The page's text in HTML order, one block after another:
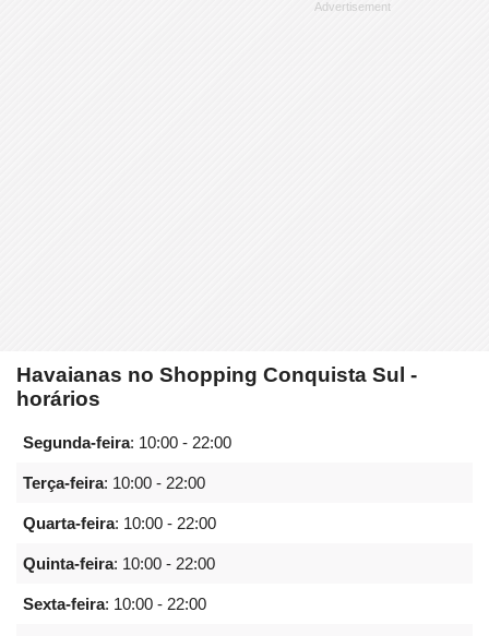
Havaianas no Shopping Conquista Sul -
horários
Segunda-feira: 10:00 - 22:00
Terça-feira: 10:00 - 22:00
Quarta-feira: 10:00 - 22:00
Quinta-feira: 10:00 - 22:00
Sexta-feira: 10:00 - 22:00